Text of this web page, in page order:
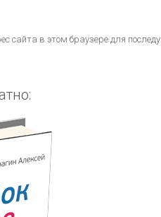
сайта в этом браузере для